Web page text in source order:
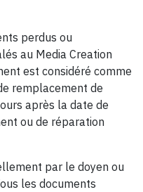
perdus ou
au Media Creation
est considéré comme
remplacement de
après la date de
ou de réparation
par le doyen ou
les documents